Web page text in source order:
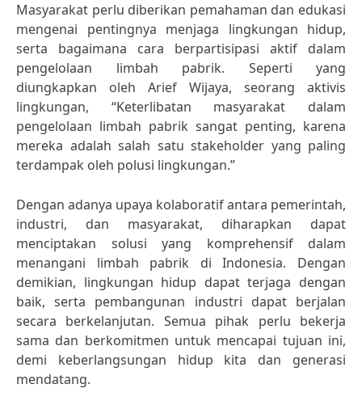
Masyarakat perlu diberikan pemahaman dan edukasi
mengenai pentingnya menjaga lingkungan hidup,
serta bagaimana cara berpartisipasi aktif dalam
pengelolaan limbah pabrik. Seperti yang
diungkapkan oleh Arief Wijaya, seorang aktivis
lingkungan, “Keterlibatan masyarakat dalam
pengelolaan limbah pabrik sangat penting, karena
mereka adalah salah satu stakeholder yang paling
terdampak oleh polusi lingkungan.”
Dengan adanya upaya kolaboratif antara pemerintah,
industri, dan masyarakat, diharapkan dapat
menciptakan solusi yang komprehensif dalam
menangani limbah pabrik di Indonesia. Dengan
demikian, lingkungan hidup dapat terjaga dengan
baik, serta pembangunan industri dapat berjalan
secara berkelanjutan. Semua pihak perlu bekerja
sama dan berkomitmen untuk mencapai tujuan ini,
demi keberlangsungan hidup kita dan generasi
mendatang.